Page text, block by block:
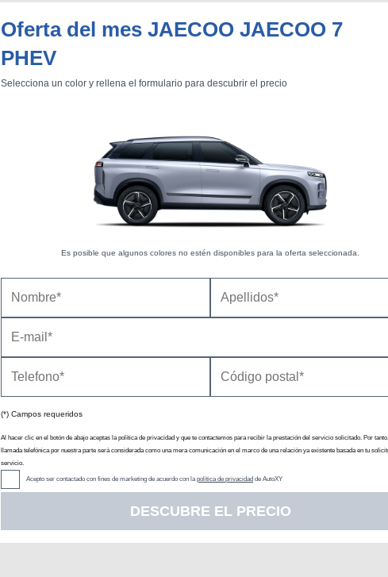
Oferta del mes JAECOO JAECOO 7
PHEV
Selecciona un color y rellena el formulario para descubrir el precio
Es posible que algunos colores no estén disponibles para la oferta seleccionada.
(*) Campos requeridos
Al hacer clic en el botón de abajo aceptas la política de privacidad y que te contactemos para recibir la prestación del servicio solicitado. Por
llamada telefónica por nuestra parte será considerada como una mera comunicación en el marco de una relación ya existente basada en tu
servicio.
Acepto ser contactado con fines de marketing de acuerdo con lapolítica de privacidad de AutoXY
DESCUBRE EL PRECIO